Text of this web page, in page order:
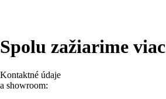
Spolu zažiarime viac
Kontaktné údaje
a showroom: